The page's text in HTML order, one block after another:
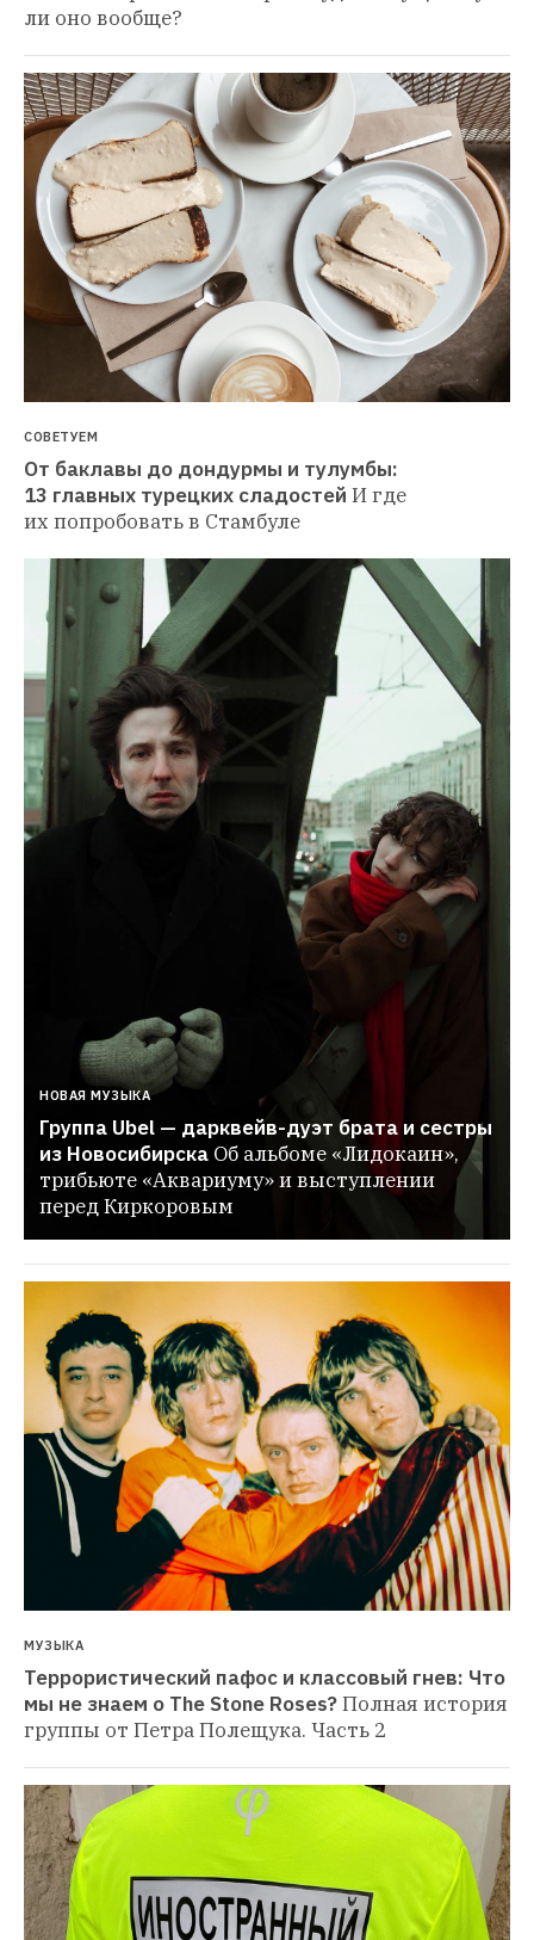
ли оно вообще?
СОВЕТУЕМ
От баклавы до дондурмы и тулумбы:
13 главных турецких сладостей И где
их попробовать в Стамбуле
НОВАЯ МУЗЫКА
Группа Ubel — дарквейв-дуэт брата и сестры
из Новосибирска Об альбоме «Лидокаин»,
трибьюте «Аквариуму» и выступлении
перед Киркоровым
МУЗЫКА
Террористический пафос и классовый гнев: Что
мы не знаем о The Stone Roses?Полная история
группы от Петра Полещука. Часть 2